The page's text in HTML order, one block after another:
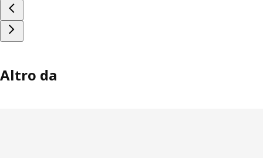
Ingvar, prima di sparire in una stanza speciale in cui
aspirazione dei ventilatori. Le dimensioni della stanza sono
Altro da